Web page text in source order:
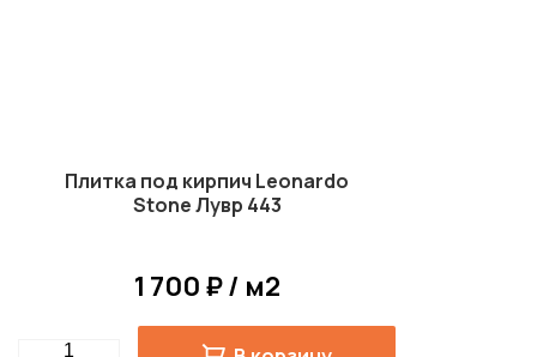
Плитка под кирпич Leonardo
Stone Лувр 443
1 700 ₽ / м2
Quantity